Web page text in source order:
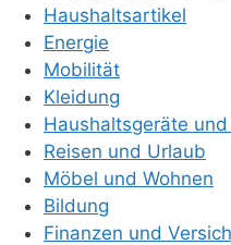
Haushaltsartikel
Energie
Mobilität
Kleidung
Haushaltsgeräte
Reisen und Urlaub
Möbel und Wohnen
Bildung
Finanzen und